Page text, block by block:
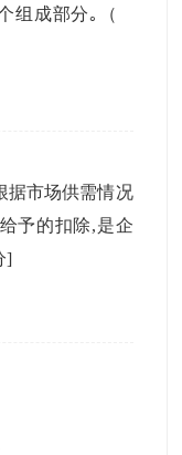
组成部分｡（
据市场供需情况
予的扣除,是企
]